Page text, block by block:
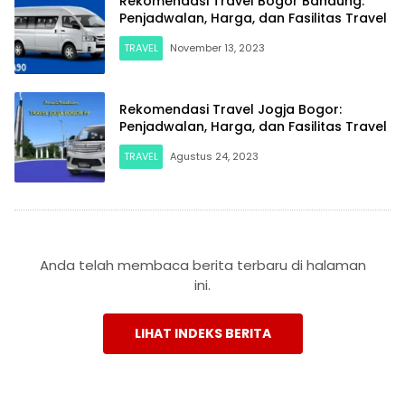
Penjadwalan, Harga, dan Fasilitas Travel
TRAVEL November 13, 2023
Rekomendasi Travel Jogja Bogor:
Penjadwalan, Harga, dan Fasilitas Travel
TRAVEL Agustus 24, 2023
Anda telah membaca berita terbaru di halaman
ini.
LIHAT INDEKS BERITA